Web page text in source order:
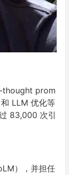
thought prom
LLM 优化等
83,000 次引
），并担任